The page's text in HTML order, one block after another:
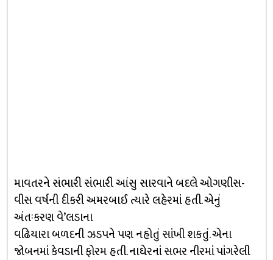
માવતરને સંભારી સંભારી આંસુ સારવાને બદલે ઓગણીસ-
વીસ વર્ષની દીકરી અમરબાઈ ત્યારે લહેરમાં હતી. એનું
અંતઃકરણ વે’લડાના
વઢિયારા બળદની ઝડપને પણ નહોતું સાંખી શકતું. એના
જોબનમાં કેવડાની ફોરમ હતી. નાઘેરનાં સભર નીરમાં પાંગરેલી